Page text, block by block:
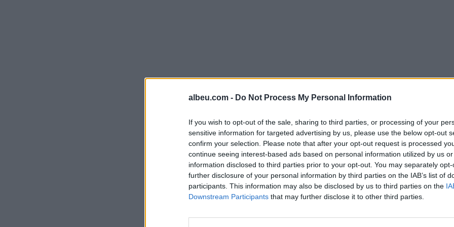
albeu.com - Do Not Process My Personal Information
If you wish to opt-out of the sale, sharing to third parties, or processing of your
sensitive information for targeted advertising by us, please use the below opt-out
confirm your selection. Please note that after your opt-out request is processed
continue seeing interest-based ads based on personal information utilized by us
information disclosed to third parties prior to your opt-out. You may separately
further disclosure of your personal information by third parties on the IAB’s list of
participants. This information may also be disclosed by us to third parties on the
Downstream Participants that may further disclose it to other third parties.